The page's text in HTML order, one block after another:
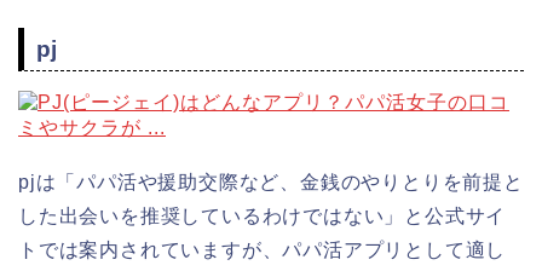
pj
pjは「パパ活や援助交際など、金銭のやりとりを前提と
した出会いを推奨しているわけではない」と公式サイ
トでは案内されていますが、パパ活アプリとして適し